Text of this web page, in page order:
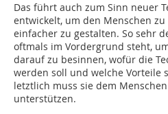
Das führt auch zum Sinn neuer
entwickelt, um den Menschen
einfacher zu gestalten. So sehr
oftmals im Vordergrund steht,
darauf zu besinnen, wofür die
werden soll und welche Vorteile
letztlich muss sie dem
unterstützen.